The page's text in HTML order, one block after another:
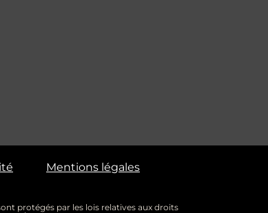
Mentions légales
protégés par les lois relatives aux droits